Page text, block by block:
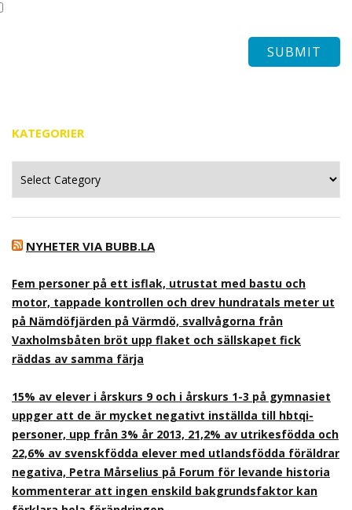
KATEGORIER
NYHETER VIA BUBB.LA
Fem personer på ett isflak, utrustat med bastu och
motor, tappade kontrollen och drev hundratals meter ut
på Nämdöfjärden på Värmdö, svallvågorna från
Vaxholmsbåten bröt upp flaket och sällskapet fick
räddas av samma färja
15% av elever i årskurs 9 och i årskurs 1-3 på gymnasiet
uppger att de är mycket negativt inställda till hbtqi-
personer, upp från 3% år 2013, 21,2% av utrikesfödda och
22,6% av svenskfödda elever med utlandsfödda föräldrar
negativa, Petra Mårselius på Forum för levande historia
kommenterar att ingen enskild bakgrundsfaktor kan